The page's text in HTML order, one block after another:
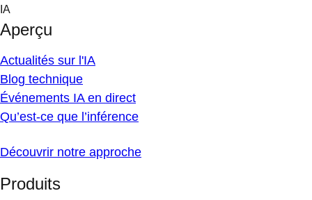
Skip
content
IA
Aperçu
Actualités sur l'IA
Blog technique
Événements IA en direct
Qu’est-ce que l’inférence
Découvrir notre approche
Produits